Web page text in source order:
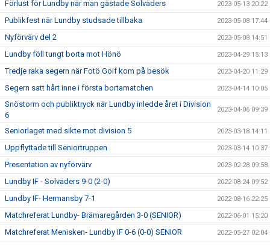
Förlust för Lundby när man gästade Solväders 2023-05-13 20:22
Publikfest när Lundby studsade tillbaka 2023-05-08 17:44
Nyförvärv del 2 2023-05-08 14:51
Lundby föll tungt borta mot Hönö 2023-04-29 15:13
Tredje raka segern när Fotö Goif kom på besök 2023-04-20 11:29
Segern satt hårt inne i första bortamatchen 2023-04-14 10:05
Snöstorm och publiktryck när Lundby inledde året i Division
6
2023-04-06 09:39
Seniorlaget med sikte mot division 5 2023-03-18 14:11
Uppflyttade till Seniortruppen 2023-03-14 10:37
Presentation av nyförvärv 2023-02-28 09:58
Lundby IF - Solväders 9-0 (2-0) 2022-08-24 09:52
Lundby IF- Hermansby 7-1 2022-08-16 22:25
Matchreferat Lundby- Brämaregården 3-0 (SENIOR) 2022-06-01 15:20
Matchreferat Menisken- Lundby IF 0-6 (0-0) SENIOR 2022-05-27 02:04